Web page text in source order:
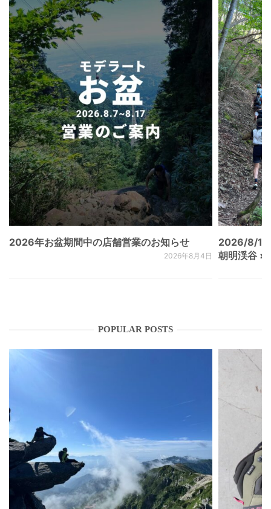
2026年お盆期間中の店舗営業のお知らせ
2026年8月4日
2026/8/
朝明渓谷 ×
POPULAR POSTS